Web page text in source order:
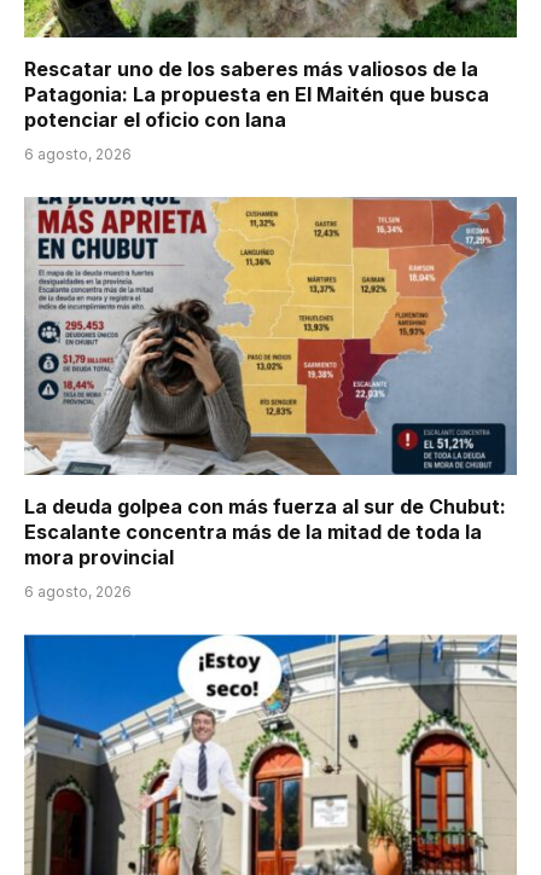
Rescatar uno de los saberes más valiosos de la
Patagonia: La propuesta en El Maitén que busca
potenciar el oficio con lana
6 agosto, 2026
La deuda golpea con más fuerza al sur de Chubut:
Escalante concentra más de la mitad de toda la
mora provincial
6 agosto, 2026